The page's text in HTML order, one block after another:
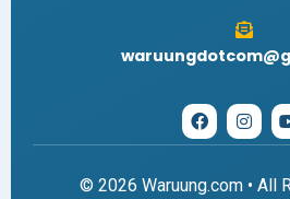
© 2026 Waruung.com • All